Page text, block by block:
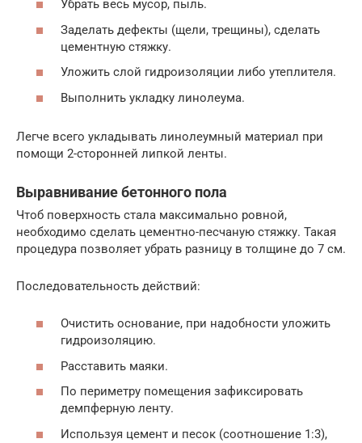
Убрать весь мусор, пыль.
Заделать дефекты (щели, трещины), сделать
цементную стяжку.
Уложить слой гидроизоляции либо утеплителя.
Выполнить укладку линолеума.
Легче всего укладывать линолеумный материал при
помощи 2-сторонней липкой ленты.
Выравнивание бетонного пола
Чтоб поверхность стала максимально ровной,
необходимо сделать цементно-песчаную стяжку. Такая
процедура позволяет убрать разницу в толщине до 7 см.
Последовательность действий:
Очистить основание, при надобности уложить
гидроизоляцию.
Расставить маяки.
По периметру помещения зафиксировать
демпферную ленту.
Используя цемент и песок (соотношение 1:3),